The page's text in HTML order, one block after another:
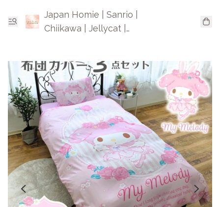
Japan Homie | Sanrio |
Chiikawa | Jellycat |